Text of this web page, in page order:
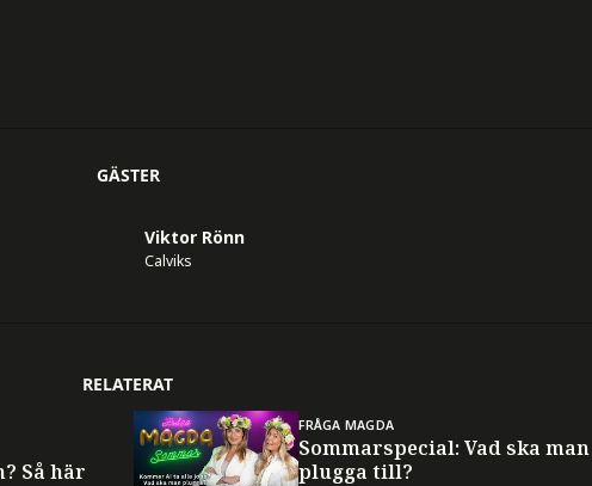
GÄSTER
Viktor Rönn
Calviks
RELATERAT
Så här
FRÅGA MAGDA
Sommarspecial: Vad ska man
plugga till?